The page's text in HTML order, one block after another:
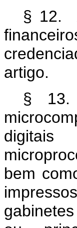
§ 12.
§ 13.
bem